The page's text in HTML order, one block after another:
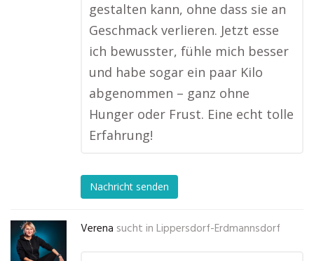
gestalten kann, ohne dass sie an
Geschmack verlieren. Jetzt esse
ich bewusster, fühle mich besser
und habe sogar ein paar Kilo
abgenommen – ganz ohne
Hunger oder Frust. Eine echt tolle
Erfahrung!
Nachricht senden
Verena sucht in Lippersdorf-Erdmannsdorf